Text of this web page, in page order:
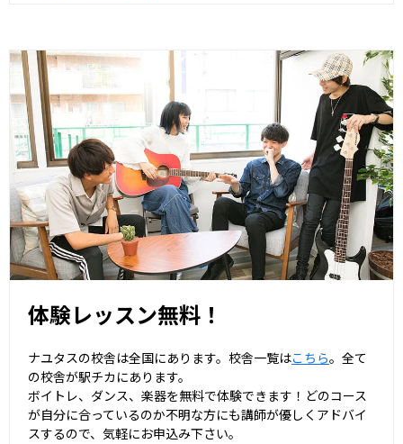
体験レッスン無料！
ナユタスの校舎は全国にあります。校舎一覧はこちら。全て
の校舎が駅チカにあります。
ボイトレ、ダンス、楽器を無料で体験できます！どのコース
が自分に合っているのか不明な方にも講師が優しくアドバイ
スするので、気軽にお申込み下さい。